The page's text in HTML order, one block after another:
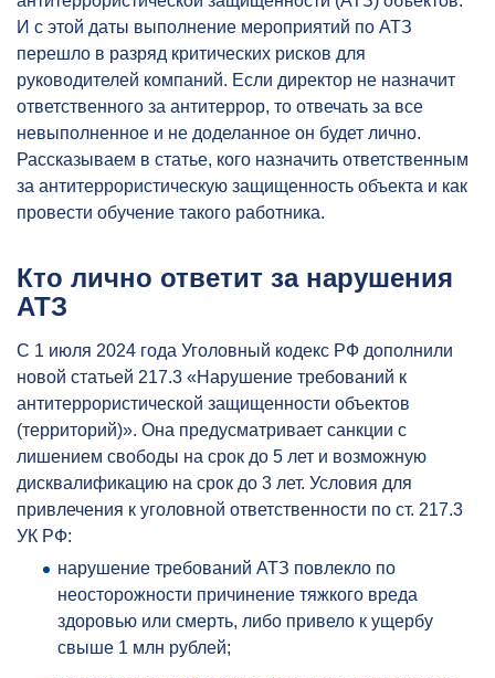
И с этой даты выполнение мероприятий по АТЗ
перешло в разряд критических рисков для
руководителей компаний. Если директор не назначит
ответственного за антитеррор, то отвечать за все
невыполненное и не доделанное он будет лично.
Рассказываем в статье, кого назначить ответственным
за антитеррористическую защищенность объекта и как
провести обучение такого работника.
Кто лично ответит за нарушения
АТЗ
С 1 июля 2024 года Уголовный кодекс РФ дополнили
новой статьей 217.3 «Нарушение требований к
антитеррористической защищенности объектов
(территорий)». Она предусматривает санкции с
лишением свободы на срок до 5 лет и возможную
дисквалификацию на срок до 3 лет. Условия для
привлечения к уголовной ответственности по ст. 217.3
УК РФ:
нарушение требований АТЗ повлекло по
неосторожности причинение тяжкого вреда
здоровью или смерть, либо привело к ущербу
свыше 1 млн рублей;